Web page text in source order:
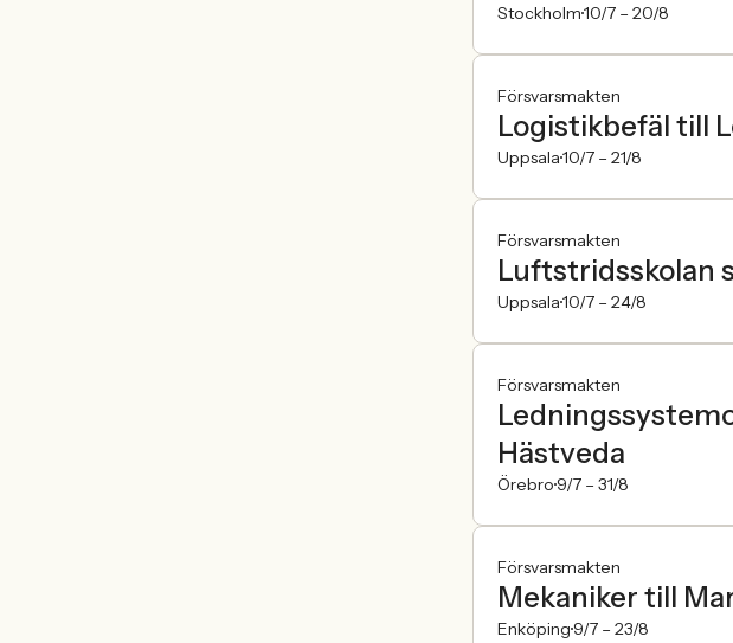
Stockholm10/7 – 20/8
Försvarsmakten
Logistikbefäl till
Uppsala10/7 – 21/8
Försvarsmakten
Luftstridsskolan
Uppsala10/7 – 24/8
Försvarsmakten
Hästveda
Örebro 9/7 – 31/8
Försvarsmakten
Mekaniker till
Enköping 9/7 – 23/8